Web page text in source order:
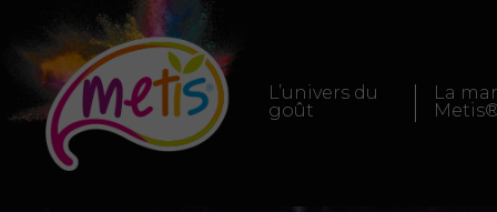
L’univers du
goût
La